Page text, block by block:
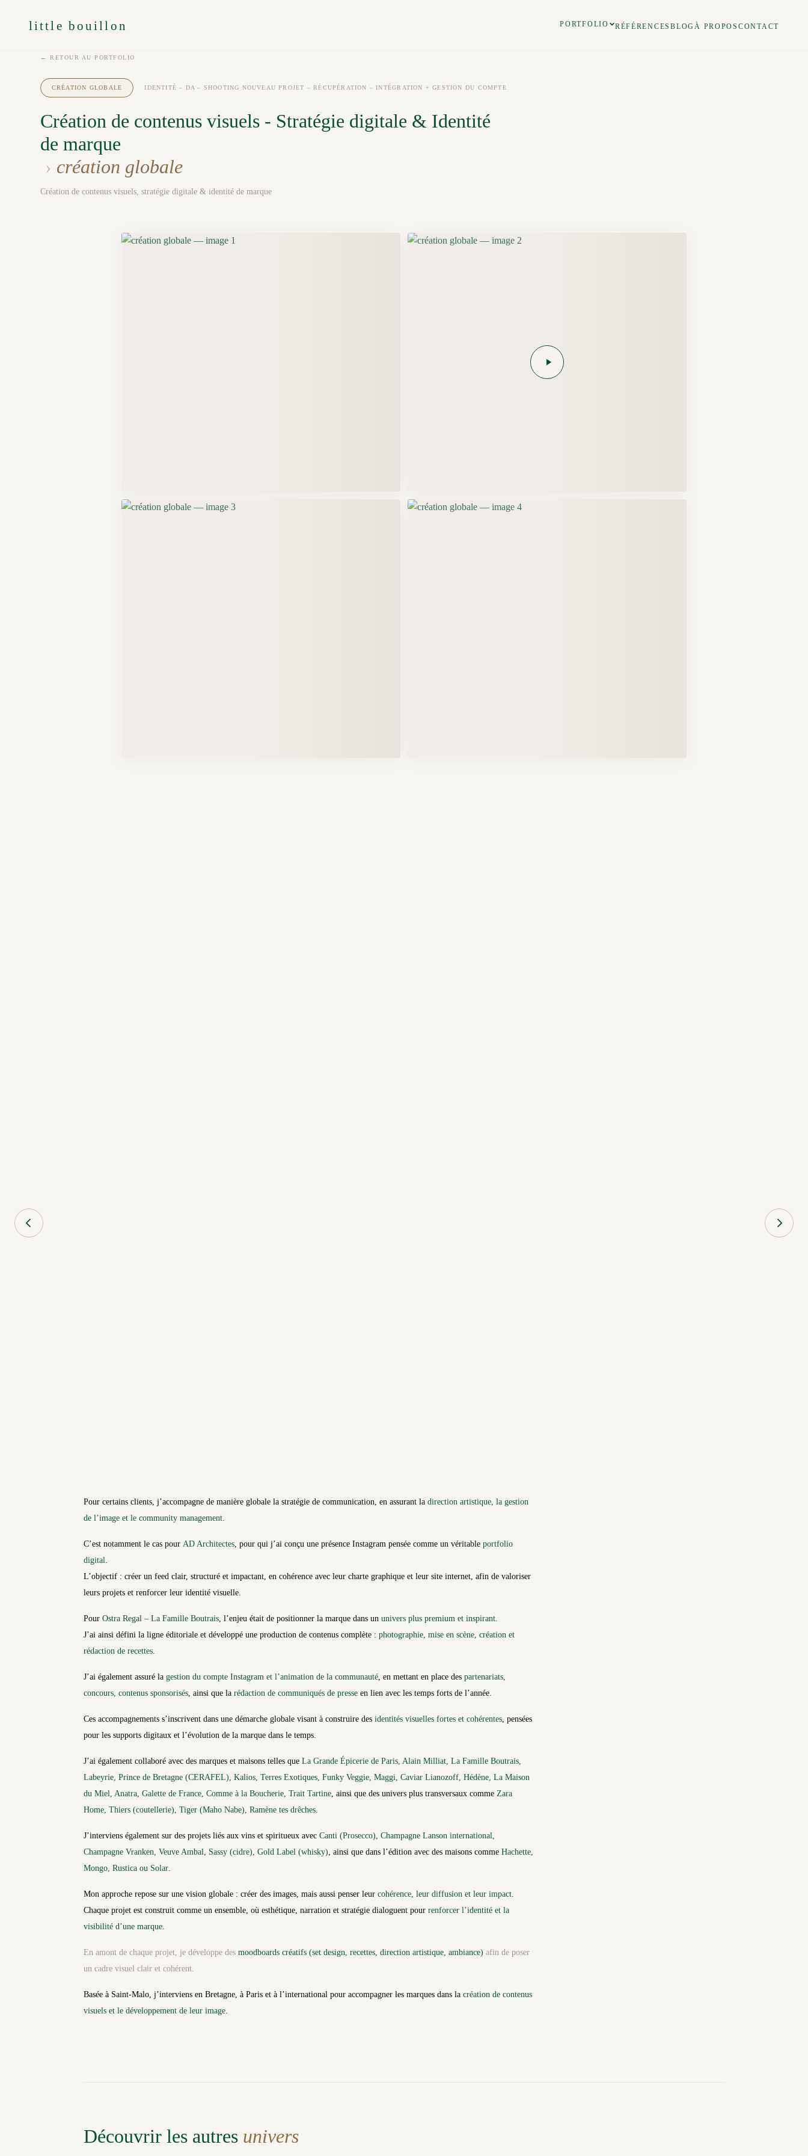
little bouillon PORTFOLIO RÉFÉRENCESBLOG À PROPOS CONTACT
← RETOUR AU PORTFOLIO
CRÉATION GLOBALE IDENTITÉ – DA – SHOOTING NOUVEAU PROJET – RÉCUPÉRATION – INTÉGRATION + GESTION DU COMPTE
Création de contenus visuels - Stratégie digitale & Identité
de marque
› création globale
Création de contenus visuels, stratégie digitale & identité de marque
Pour certains clients, j’accompagne de manière globale la stratégie de communication, en assurant ladirection artistique, la gestion
de l’image et le community management.
C’est notamment le cas pourAD Architectes, pour qui j’ai conçu une présence Instagram pensée comme un véritableportfolio
digital.
L’objectif : créer un feed clair, structuré et impactant, en cohérence avec leur charte graphique et leur site internet, afin de valoriser
leurs projets et renforcer leur identité visuelle.
PourOstra Regal – La Famille Boutrais, l’enjeu était de positionner la marque dans ununivers plus premium et inspirant.
J’ai ainsi défini la ligne éditoriale et développé une production de contenus complète :photographie, mise en scène, création et
rédaction de recettes.
J’ai également assuré lagestion du compte Instagram et l’animation de la communauté, en mettant en place despartenariats,
concours, contenus sponsorisés, ainsi que larédaction de communiqués de presse en lien avec les temps forts de l’année.
Ces accompagnements s’inscrivent dans une démarche globale visant à construire desidentités visuelles fortes et cohérentes, pensées
pour les supports digitaux et l’évolution de la marque dans le temps.
J’ai également collaboré avec des marques et maisons telles queLa Grande Épicerie de Paris, Alain Milliat, La Famille Boutrais,
Labeyrie, Prince de Bretagne (CERAFEL), Kalios, Terres Exotiques, Funky Veggie, Maggi, Caviar Lianozoff, Hédène, La Maison
du Miel, Anatra, Galette de France, Comme à la Boucherie, Trait Tartine, ainsi que des univers plus transversaux commeZara
Home, Thiers (coutellerie), Tiger (Maho Nabe), Ramène tes drêches.
J’interviens également sur des projets liés aux vins et spiritueux avecCanti (Prosecco), Champagne Lanson international,
Champagne Vranken, Veuve Ambal, Sassy (cidre), Gold Label (whisky), ainsi que dans l’édition avec des maisons commeHachette,
Mongo, Rustica ou Solar.
Mon approche repose sur une vision globale : créer des images, mais aussi penser leurcohérence, leur diffusion et leur impact.
Chaque projet est construit comme un ensemble, où esthétique, narration et stratégie dialoguent pourrenforcer l’identité et la
visibilité d’une marque.
En amont de chaque projet, je développe desmoodboards créatifs (set design, recettes, direction artistique, ambiance)afin de poser
un cadre visuel clair et cohérent.
Basée à Saint-Malo, j’interviens en Bretagne, à Paris et à l’international pour accompagner les marques dans lacréation de contenus
visuels et le développement de leur image.
Découvrir les autres univers